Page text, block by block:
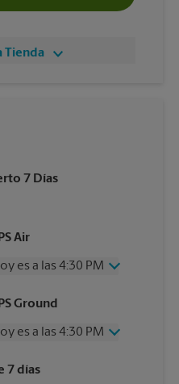
Tienda
7 Días
Air
es a las 4:30 PM
Ground
es a las 4:30 PM
7 días